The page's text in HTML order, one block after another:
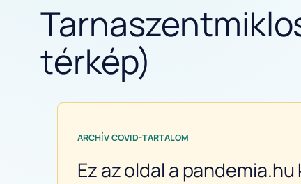
térkép)
ARCHÍV COVID-TARTALOM
Ez az oldal a